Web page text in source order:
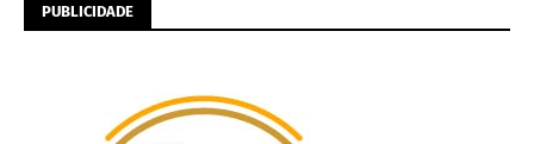
PUBLICIDADE